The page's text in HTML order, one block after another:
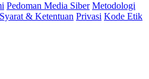
Pedoman Media Siber Metodologi
Syarat & Ketentuan Privasi Kode Etik